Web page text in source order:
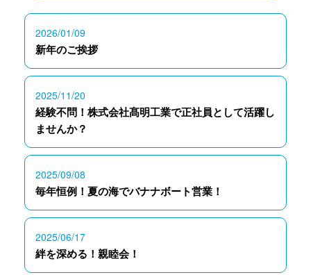
2026/01/09
新年のご挨拶
2025/11/20
経験不問！株式会社髙明工業で正社員として活躍し
ませんか？
2025/09/08
毎年恒例！夏の海でバナナボート営業！
2025/06/17
絆を深める！親睦会！